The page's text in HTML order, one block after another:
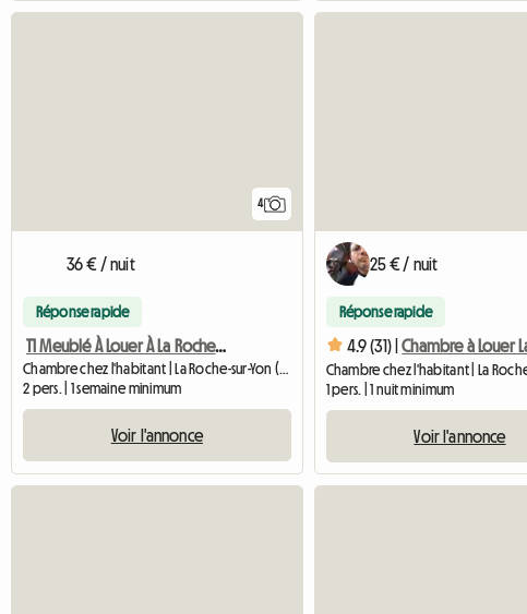
4
36 € / nuit
Réponse rapide
T1 Meublé À Louer À La Roche Sur Yon Sud
2 pers. | 1 semaine minimum
Voir l'annonce
25 € / nuit
Réponse rapide
4.9 (31) |
1 pers. | 1 nuit minimum
Voir l'annonce